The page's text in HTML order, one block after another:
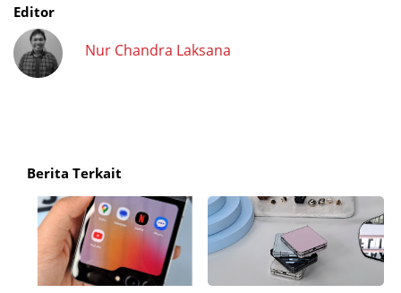
Editor
Nur Chandra Laksana
Berita Terkait